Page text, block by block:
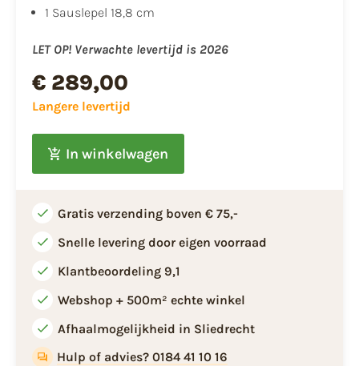
1 Sauslepel 18,8 cm
LET OP! Verwachte levertijd is 2026
€ 289,00
Langere levertijd
In winkelwagen
Gratis verzending boven € 75,-
Snelle levering door eigen voorraad
Klantbeoordeling 9,1
Webshop + 500m² echte winkel
Afhaalmogelijkheid in Sliedrecht
Hulp of advies? 0184 41 10 16